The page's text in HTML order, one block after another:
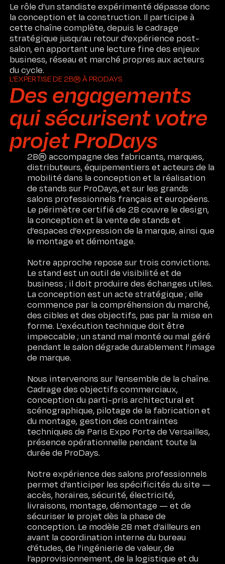
Le rôle d’un standiste expérimenté dépasse donc
la conception et la construction. Il participe à
cette chaîne complète, depuis le cadrage
stratégique jusqu’au retour d’expérience post-
salon, en apportant une lecture fine des enjeux
business, réseau et marché propres aux acteurs
du cycle.
Des engagements
qui sécurisent votre
projet ProDays
L’EXPERTISE DE 2B® À PRODAYS
2B® accompagne des fabricants, marques,
distributeurs, équipementiers et acteurs de la
mobilité dans la conception et la réalisation
de stands sur ProDays, et sur les grands
salons professionnels français et européens.
Le périmètre certifié de 2B couvre le design,
la conception et la vente de stands et
d’espaces d’expression de la marque, ainsi que
le montage et démontage.
Notre approche repose sur trois convictions.
Le stand est un outil de visibilité et de
business ; il doit produire des échanges utiles.
La conception est un acte stratégique ; elle
commence par la compréhension du marché,
des cibles et des objectifs, pas par la mise en
forme. L’exécution technique doit être
impeccable ; un stand mal monté ou mal géré
pendant le salon dégrade durablement l’image
de marque.
Nous intervenons sur l’ensemble de la chaîne.
Cadrage des objectifs commerciaux,
conception du parti-pris architectural et
scénographique, pilotage de la fabrication et
du montage, gestion des contraintes
techniques de Paris Expo Porte de Versailles,
présence opérationnelle pendant toute la
durée de ProDays.
Notre expérience des salons professionnels
permet d’anticiper les spécificités du site —
accès, horaires, sécurité, électricité,
livraisons, montage, démontage — et de
sécuriser le projet dès la phase de
conception. Le modèle 2B met d’ailleurs en
avant la coordination interne du bureau
d’études, de l’ingénierie de valeur, de
l’approvisionnement, de la logistique et du